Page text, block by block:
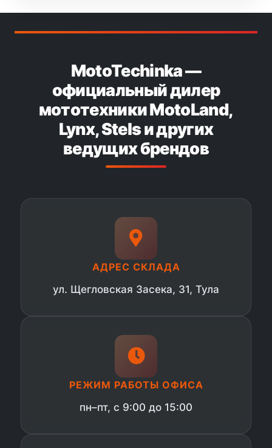
MotoTechinka —
официальный дилер
мототехники MotoLand,
Lynx, Stels и других
ведущих брендов
АДРЕС СКЛАДА
ул. Щегловская Засека, 31, Тула
РЕЖИМ РАБОТЫ ОФИСА
пн–пт, с 9:00 до 15:00